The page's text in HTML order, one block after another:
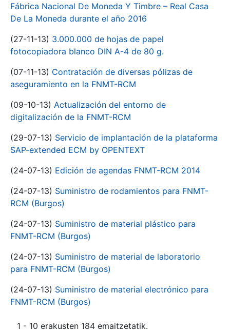
Fábrica Nacional De Moneda Y Timbre – Real Casa
De La Moneda durante el año 2016
(27-11-13) 3.000.000 de hojas de papel
fotocopiadora blanco DIN A-4 de 80 g.
(07-11-13) Contratación de diversas pólizas de
aseguramiento en la FNMT-RCM
(09-10-13) Actualización del entorno de
digitalización de la FNMT-RCM
(29-07-13) Servicio de implantación de la plataforma
SAP-extended ECM by OPENTEXT
(24-07-13) Edición de agendas FNMT-RCM 2014
(24-07-13) Suministro de rodamientos para FNMT-
RCM (Burgos)
(24-07-13) Suministro de material plástico para
FNMT-RCM (Burgos)
(24-07-13) Suministro de material de laboratorio
para FNMT-RCM (Burgos)
(24-07-13) Suministro de material electrónico para
FNMT-RCM (Burgos)
1 - 10 erakusten 184 emaitzetatik.